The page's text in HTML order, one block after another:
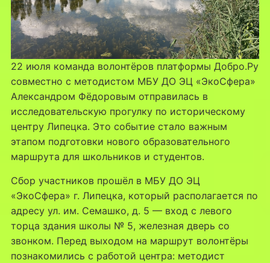
22 июля команда волонтёров платформы Добро.Ру
совместно с методистом МБУ ДО ЭЦ «ЭкоСфера»
Александром Фёдоровым отправилась в
исследовательскую прогулку по историческому
центру Липецка. Это событие стало важным
этапом подготовки нового образовательного
маршрута для школьников и студентов.
Сбор участников прошёл в МБУ ДО ЭЦ
«ЭкоСфера» г. Липецка, который располагается по
адресу ул. им. Семашко, д. 5 — вход с левого
торца здания школы № 5, железная дверь со
звонком. Перед выходом на маршрут волонтёры
познакомились с работой центра: методист